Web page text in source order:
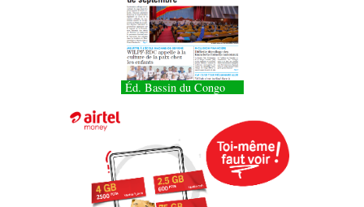
Éd. Bassin du Congo